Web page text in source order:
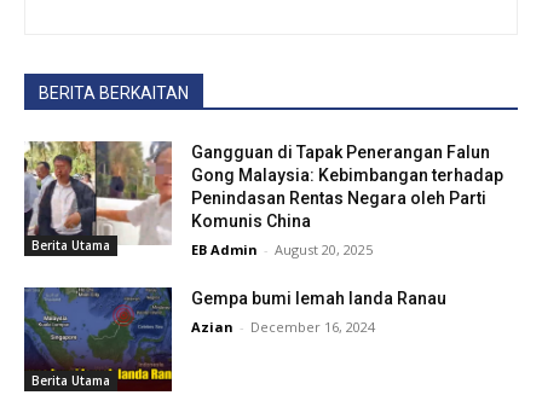
BERITA BERKAITAN
Berita Utama
Gangguan di Tapak Penerangan Falun
Gong Malaysia: Kebimbangan terhadap
Penindasan Rentas Negara oleh Parti
Komunis China
EB Admin - August 20, 2025
Berita Utama
Gempa bumi lemah landa Ranau
Azian - December 16, 2024